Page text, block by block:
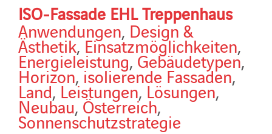
ISO-Fassade EHL Treppenhaus
Anwendungen, Design &
Ästhetik,Einsatzmöglichkeiten,
Energieleistung,Gebäudetypen,
Horizon,isolierende Fassaden,
Land,Leistungen,Lösungen,
Neubau,Österreich,
Sonnenschutzstrategie